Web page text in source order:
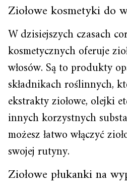
Ziołowe kosmetyki do
W dzisiejszych czasach
kosmetycznych oferuje
włosów. Są to produkty
składnikach roślinnych,
ekstrakty ziołowe, olejki
innych korzystnych
możesz łatwo włączyć
swojej rutyny.
Ziołowe płukanki na